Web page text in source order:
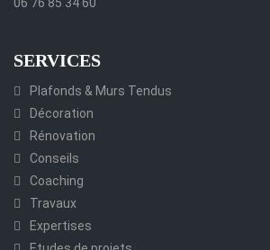
SERVICES
Plafonds & Murs Tendus
Décoration
Rénovation
Conseils
Coaching
Travaux
Expertises